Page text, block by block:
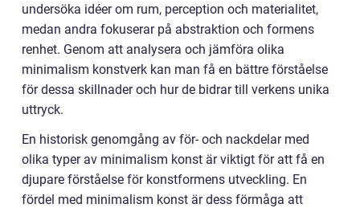
undersöka idéer om rum, perception och materialitet,
medan andra fokuserar på abstraktion och formens
renhet. Genom att analysera och jämföra olika
minimalism konstverk kan man få en bättre förståelse
för dessa skillnader och hur de bidrar till verkens unika
uttryck.
En historisk genomgång av för- och nackdelar med
olika typer av minimalism konst är viktigt för att få en
djupare förståelse för konstformens utveckling. En
fördel med minimalism konst är dess förmåga att